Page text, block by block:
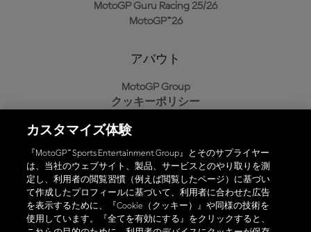
MotoGP Guru Racing 25/26
MotoGP™26
アバウト
MotoGP Group
クッキーポリシー
プライバシーポリシー
購入ポリシー
オフィシャルアプリ
カスタマイズ体験
『MotoGP™ Sports Entertainment Group』とそのサプライヤー
は、当社のウェブサイト、製品、サービスとのやり取りを測
定し、利用者の閲覧習慣（例えば閲覧したページ）に基づい
て作成したプロフィールに基づいて、利用者に合わせた広告
を表示するために、『Cookie（クッキー）』や同様の技術を
使用しています。『全てを有効にする』をクリックすると、